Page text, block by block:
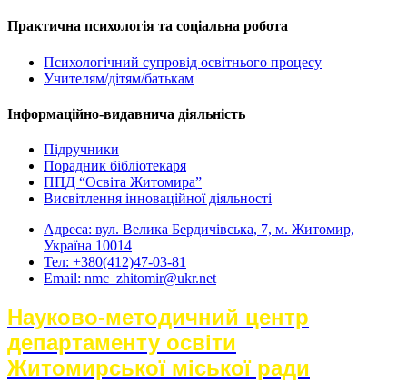
Практична психологія та соціальна робота
Психологічний супровід освітнього процесу
Учителям/дітям/батькам
Інформаційно-видавнича діяльність
Підручники
Порадник бібліотекаря
ППД “Освіта Житомира”
Висвітлення інноваційної діяльності
Адреса: вул. Велика Бердичівська, 7, м. Житомир,
Україна 10014
Тел: +380(412)47-03-81
Email: nmc_zhitomir@ukr.net
Науково-методичний центр
департаменту освіти
Житомирської міської ради